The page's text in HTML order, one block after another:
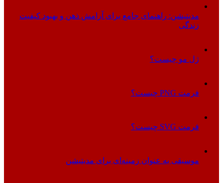
مدیتیشن: راهنمای جامع برای آرامش ذهن و بهبود کیفیت
زندگی
ژل مو چیست؟
فرمت PNG چیست؟
فرمت SVG چیست؟
موسیقی به عنوان زمینه‌ای برای مدیتیشن